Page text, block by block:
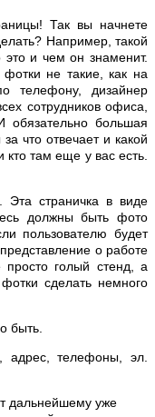
Так вы начнете
Например, такой
и чем он знаменит.
не такие, как на
телефону, дизайнер
сотрудников офиса,
обязательно большая
что отвечает и какой
кто там еще у вас есть.
Эта страничка в виде
должны быть фото
пользователю будет
о работе
голый стенд, а
сделать немного
быть.
адрес, телефоны, эл.
дальнейшему уже